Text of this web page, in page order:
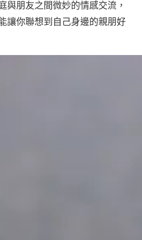
與朋友之間微妙的情感交流，
讓你聯想到自己身邊的親朋好